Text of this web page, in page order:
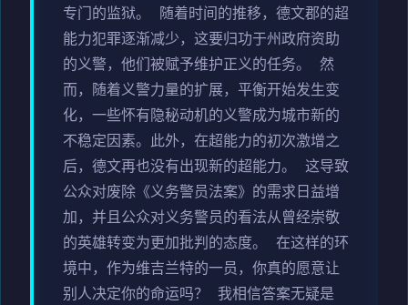
专门的监狱。 随着时间的推移，德文郡的超
能力犯罪逐渐减少，这要归功于州政府资助
的义警，他们被赋予维护正义的任务。 然
而，随着义警力量的扩展，平衡开始发生变
化，一些怀有隐秘动机的义警成为城市新的
不稳定因素。此外，在超能力的初次激增之
后，德文再也没有出现新的超能力。 这导致
公众对废除《义务警员法案》的需求日益增
加，并且公众对义务警员的看法从曾经崇敬
的英雄转变为更加批判的态度。 在这样的环
境中，作为维吉兰特的一员，你真的愿意让
别人决定你的命运吗？ 我相信答案无疑是